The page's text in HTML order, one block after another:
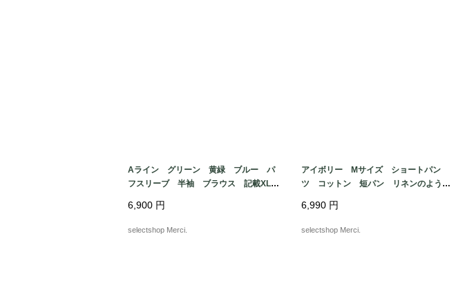
Aライン グリーン 黄緑 ブルー パ
フスリーブ 半袖 ブラウス 記載XL
柄
6,900 円
selectshop Merci.
アイボリー Mサイズ ショートパン
ツ コットン 短パン リネンのような
e in TURKEY
6,990 円
selectshop Merci.